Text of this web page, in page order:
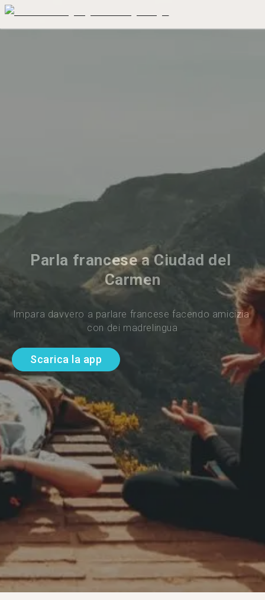
Parla francese a Ciudad del
Carmen
Impara davvero a parlare francese facendo amicizia
con dei madrelingua
Scarica la app